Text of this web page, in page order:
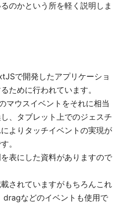
のかという所を軽く説明しま
で開発したアプリケーショ
ために行われています。
ウスイベントをそれに相当
、タブレット上でのジェスチ
よりタッチイベントの実現が
。
表にした資料がありますので
されていますがもちろんこれ
などのイベントも使用で